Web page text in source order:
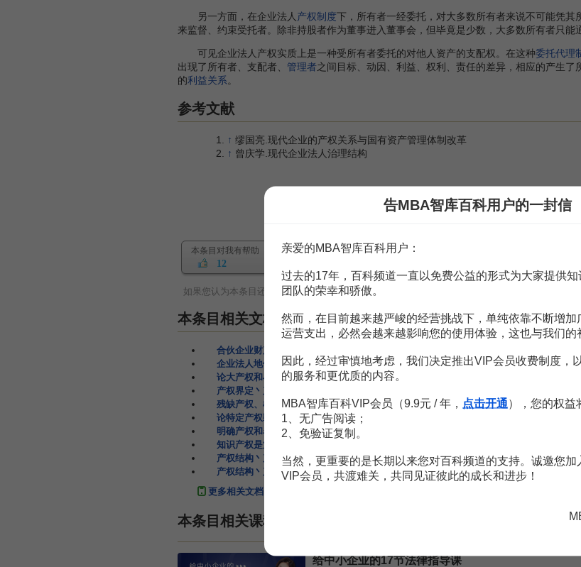
另一方面，在企业法人产权制度下，所有者一经委托，对大多数所有者来说不可能凭
来监督、约束受托者。除非持股者作为董事进入董事会，但毕竟是少数，大多数所有者只能
可见企业法人产权实质上是一种受所有者委托的对他人资产的支配权。在这种委托代理
出现了所有者、支配者、 管理者之间目标、动因、利益、权利、责任的差异，相应的产生
的利益关系。
参考文献
↑ 缪国亮.现代企业的产权关系与国有资产管理体制改革
↑ 曾庆学.现代企业法人治理结构
本条目对我有帮助
12 赏
如果您认为本条目还有待完善，需要补充新内容或修改错误内容，请
本条目相关文档
合伙企业财产权与法人产权制度
企业法人地位的确立与对两种财产权利的享有 5页
论大产权和小产权关于产权概念的思考 15页
产权界定丶产权流动与产权维护
残缺产权、模糊产权和银行产权改革 2页
论特定产权剩余产权与企业产权契约的本质
明确产权和名称分清大产权小产权
知识产权是第一产权
产权结构丶产权边界与产权明晰——企业产权制度研究 6页
产权结构丶产权边界与产权明晰——企业产权制度研究 7页
更多相关文档
本条目相关课程
给中小企业的17节法律指导课
告MBA智库百科用户的一封信
亲爱的MBA智库百科用户：
过去的17年，百科频道一直以免费公益的形式为大家提供
团队的荣幸和骄傲。
然而，在目前越来越严峻的经营挑战下，单纯依靠不断增加
运营支出，必然会越来越影响您的使用体验，这也与我们的
因此，经过审慎地考虑，我们决定推出VIP会员收费制度，
的服务和更优质的内容。
MBA智库百科VIP会员（9.9元 / 年， 点击开通），您的权益
1、无广告阅读；
2、免验证复制。
当然，更重要的是长期以来您对百科频道的支持。诚邀您加
VIP会员，共渡难关，共同见证彼此的成长和进步！